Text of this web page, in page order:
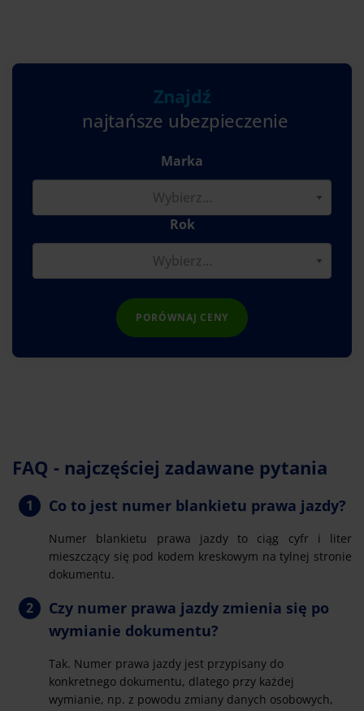
Znajdź
najtańsze ubezpieczenie
Marka
Rok
PORÓWNAJ CENY
FAQ - najczęściej zadawane pytania
Co to jest numer blankietu prawa jazdy?
Numer blankietu prawa jazdy to ciąg cyfr i liter
mieszczący się pod kodem kreskowym na tylnej stronie
dokumentu.
Czy numer prawa jazdy zmienia się po
wymianie dokumentu?
Tak. Numer prawa jazdy jest przypisany do
konkretnego dokumentu, dlatego przy każdej
wymianie, np. z powodu zmiany danych osobowych,